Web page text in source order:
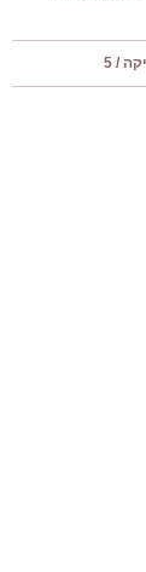
/ 5